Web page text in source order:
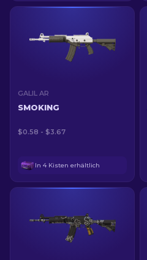
GALIL AR
SMOKING
$0.58 - $3.67
In 4 Kisten erhältlich